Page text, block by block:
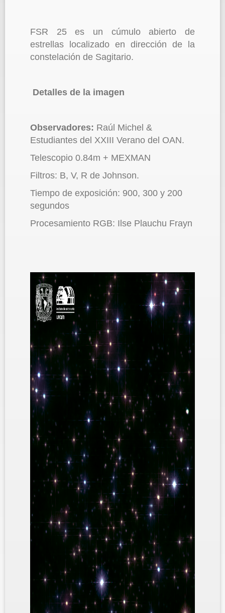
FSR 25 es un cúmulo abierto de
estrellas localizado en dirección de la
constelación de Sagitario.
Detalles de la imagen
Observadores: Raúl Michel &
Estudiantes del XXIII Verano del OAN.
Telescopio 0.84m + MEXMAN
Filtros: B, V, R de Johnson.
Tiempo de exposición: 900, 300 y 200
segundos
Procesamiento RGB: Ilse Plauchu Frayn